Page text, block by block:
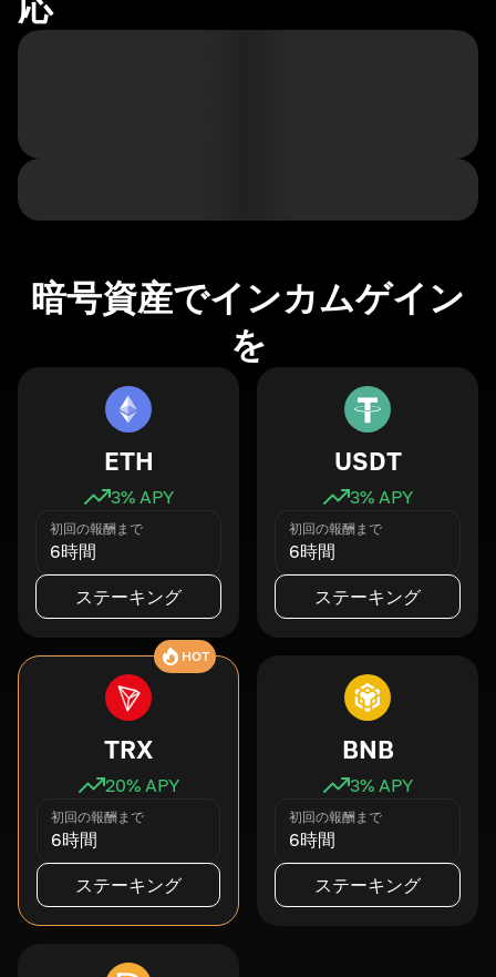
暗号資産でインカムゲイン
を
ETH
3% APY
初回の報酬まで
6時間
ステーキング
USDT
3% APY
初回の報酬まで
6時間
ステーキング
HOT
TRX
20% APY
初回の報酬まで
6時間
ステーキング
BNB
3% APY
初回の報酬まで
6時間
ステーキング